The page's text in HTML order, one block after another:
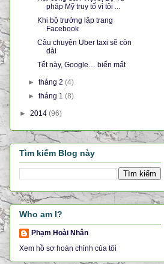
pháp Mỹ truy tố vì tội ...
Khi bộ trưởng lập trang
Facebook
Câu chuyện Uber taxi sẽ còn
dài
Tết này, Google… biến mất
►tháng 2(4)
►tháng 1(8)
► 2014 (96)
Tìm kiếm Blog này
Who am I?
Phạm Hoài Nhân
Xem hồ sơ hoàn chỉnh của tôi